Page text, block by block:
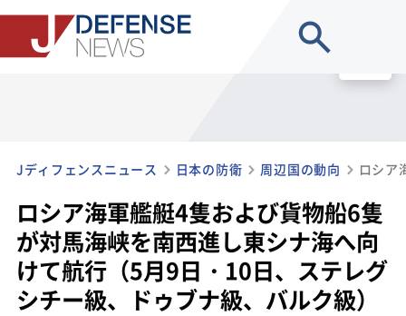
Jディフェンスニュース 日本の防衛 周辺国の動向
ロシア海軍艦艇4隻および貨物船6隻
が対馬海峡を南西進し東シナ海へ向
けて航行（5月9日・10日、ステレグ
シチー級、ドゥブナ級、バルク級）